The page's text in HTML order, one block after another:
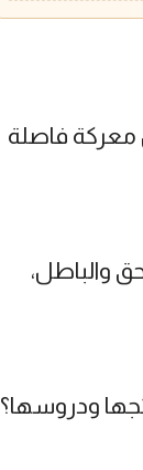
معركة فاصلة
والباطل،
ودروسها؟